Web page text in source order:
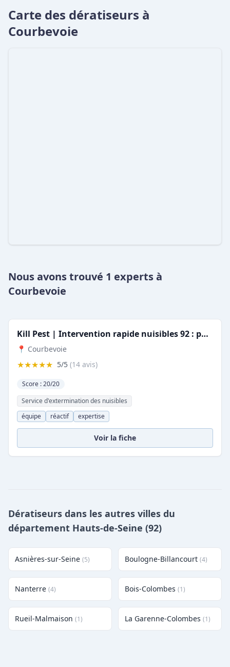
Carte des dératiseurs à
Courbevoie
Nous avons trouvé 1 experts à
Courbevoie
Kill Pest | Intervention rapide nuisibles 92 : punaises, rats, guêpes, frelons
📍 Courbevoie
★★★★★ 5/5 (14 avis)
Score : 20/20
Service d'extermination des nuisibles
équipe
réactif expertise
Voir la fiche
Dératiseurs dans les autres villes du
département Hauts-de-Seine (92)
Asnières-sur-Seine (5) Boulogne-Billancourt (4)
Nanterre (4) Bois-Colombes (1)
Rueil-Malmaison (1) La Garenne-Colombes (1)